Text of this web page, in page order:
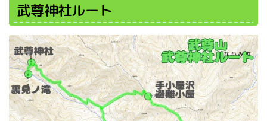
武尊神社ルート